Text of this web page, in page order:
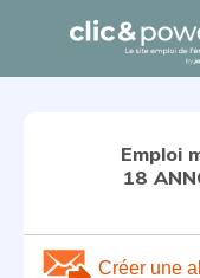
Emploi
18
Créer une